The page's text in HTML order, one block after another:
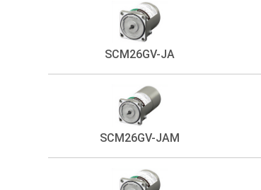
SCM26GV-JA
SCM26GV-JAM